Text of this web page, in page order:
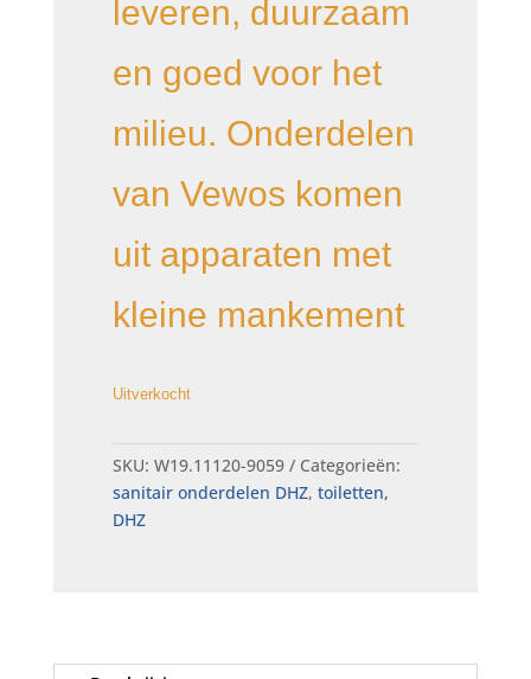
leveren, duurzaam
en goed voor het
milieu. Onderdelen
van Vewos komen
uit apparaten met
kleine mankement
Uitverkocht
SKU: W19.11120-9059
Categorieën:
sanitair onderdelen DHZ, toiletten,
DHZ